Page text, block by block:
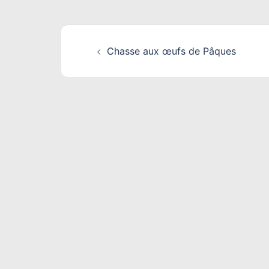
Navigation
Chasse aux œufs de Pâques